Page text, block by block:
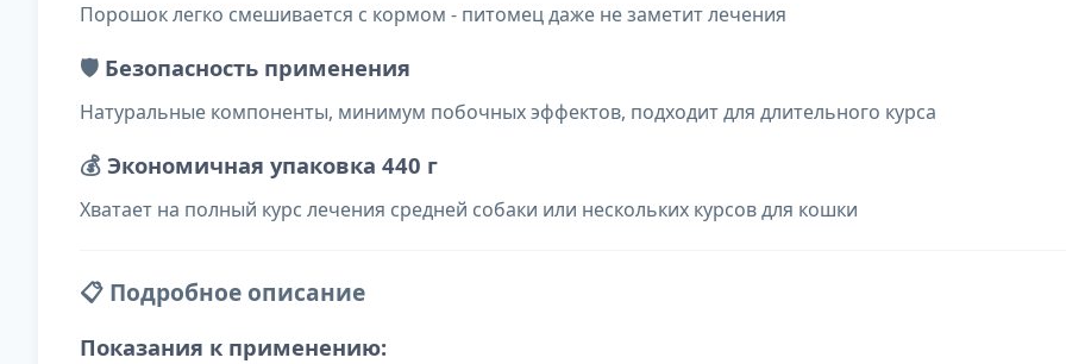
Порошок легко смешивается с кормом - питомец даже не заметит лечения
🛡️ Безопасность применения
Натуральные компоненты, минимум побочных эффектов, подходит для длительного курса
💰 Экономичная упаковка 440 г
Хватает на полный курс лечения средней собаки или нескольких курсов для кошки
📋 Подробное описание
Показания к применению: